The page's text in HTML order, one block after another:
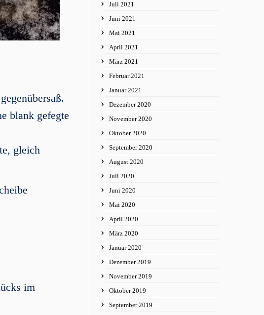
blank gefegte
gleich
im
Juli 2021
Juni 2021
Mai 2021
April 2021
März 2021
Februar 2021
Januar 2021
Dezember 2020
November 2020
Oktober 2020
September 2020
August 2020
Juli 2020
Juni 2020
Mai 2020
April 2020
März 2020
Januar 2020
Dezember 2019
November 2019
Oktober 2019
September 2019